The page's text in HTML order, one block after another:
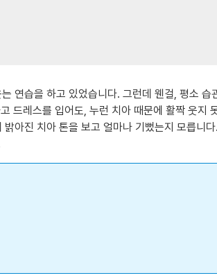
연습을 하고 있었습니다. 그런데 웬걸, 평소 습
레스를 입어도, 누런 치아 때문에 활짝 웃지
아진 치아 톤을 보고 얼마나 기뻤는지 모릅니